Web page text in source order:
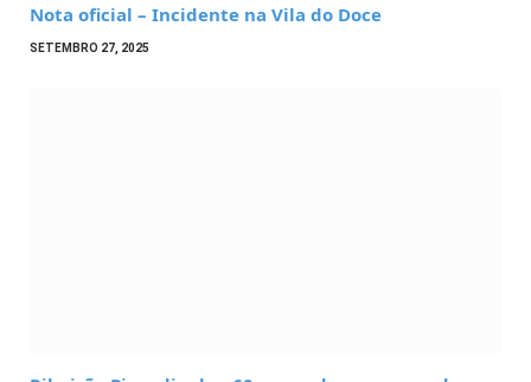
Nota oficial – Incidente na Vila do Doce
SETEMBRO 27, 2025